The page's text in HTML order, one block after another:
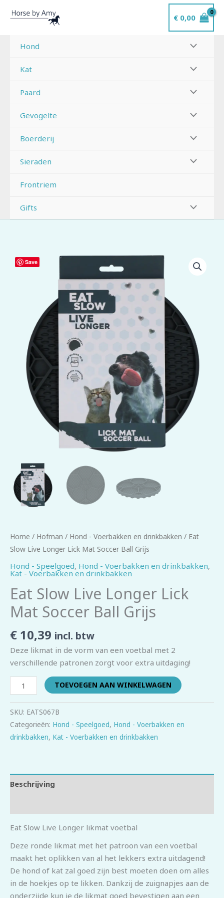
naar
inhoud
€0,00
Hond
Kat
Paard
Gevogelte
Boerderij
Sieraden
Frontriem
Gifts
Save
Home / Hofman / Hond - Voerbakken en drinkbakken / Eat
Slow Live Longer Lick Mat Soccer Ball Grijs
Hond - Speelgoed, Hond - Voerbakken en drinkbakken,
Kat - Voerbakken en drinkbakken
Eat Slow Live Longer Lick
Mat Soccer Ball Grijs
€ 10,39 incl. btw
Deze likmat in de vorm van een voetbal met 2
verschillende patronen zorgt voor extra uitdaging!
Eat
Slow
Soccer
aantal
TOEVOEGEN AAN WINKELWAGEN
SKU: EATS067B
Categorieën: Hond - Speelgoed, Hond - Voerbakken en
drinkbakken, Kat - Voerbakken en drinkbakken
Beschrijving
Eat Slow Live Longer likmat voetbal
Deze ronde likmat met het patroon van een voetbal
maakt het oplikken van al het lekkers extra uitdagend!
De hond of kat zal goed zijn best moeten doen om alles
in de hoekjes op te likken. Dankzij de zuignapjes aan de
onderzijde kun je de likmat goed bevestigen aan een